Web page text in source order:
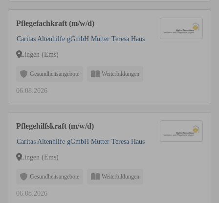
Pflegefachkraft (m/w/d)
Caritas Altenhilfe gGmbH Mutter Teresa Haus
Lingen (Ems)
Gesundheitsangebote Weiterbildungen
06.08.2026
Pflegehilfskraft (m/w/d)
Caritas Altenhilfe gGmbH Mutter Teresa Haus
Lingen (Ems)
Gesundheitsangebote Weiterbildungen
06.08.2026